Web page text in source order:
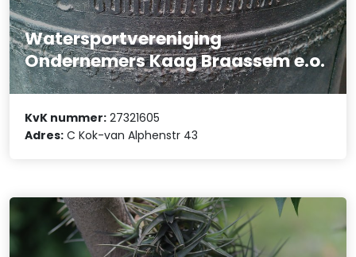
Watersportvereniging
Ondernemers Kaag Braassem e.o.
KvK nummer: 27321605
Adres: C Kok-van Alphenstr 43